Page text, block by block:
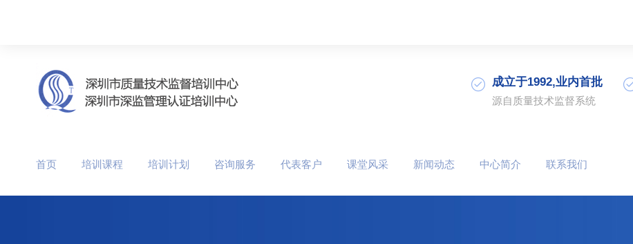
成立于1992,业内首批
源自质量技术监督系统
首页 培训课程 培训计划 咨询服务 代表客户 课堂风采 新闻动态 中心简介 联系我们